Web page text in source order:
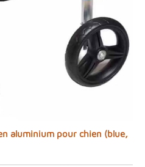
aluminium pour chien (blue,